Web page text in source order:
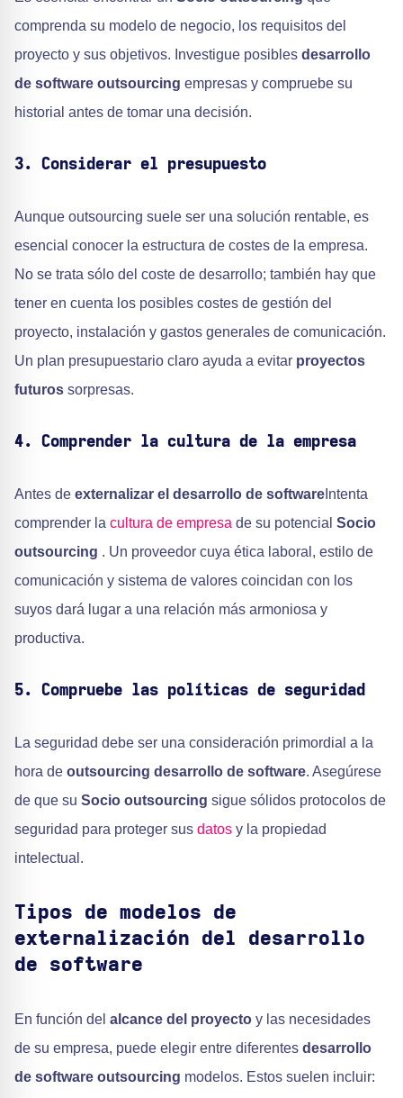
comprenda su modelo de negocio, los requisitos del
proyecto y sus objetivos. Investigue posibles desarrollo
de software outsourcing empresas y compruebe su
historial antes de tomar una decisión.
3. Considerar el presupuesto
Aunque outsourcing suele ser una solución rentable, es
esencial conocer la estructura de costes de la empresa.
No se trata sólo del coste de desarrollo; también hay que
tener en cuenta los posibles costes de gestión del
proyecto, instalación y gastos generales de comunicación.
Un plan presupuestario claro ayuda a evitar proyectos
futuros sorpresas.
4. Comprender la cultura de la empresa
Antes de externalizar el desarrollo de software Intenta
comprender la cultura de empresa de su potencial Socio
outsourcing . Un proveedor cuya ética laboral, estilo de
comunicación y sistema de valores coincidan con los
suyos dará lugar a una relación más armoniosa y
productiva.
5. Compruebe las políticas de seguridad
La seguridad debe ser una consideración primordial a la
hora de outsourcing desarrollo de software. Asegúrese
de que su Socio outsourcing sigue sólidos protocolos de
seguridad para proteger sus datos y la propiedad
intelectual.
Tipos de modelos de
externalización del desarrollo
de software
En función del alcance del proyecto y las necesidades
de su empresa, puede elegir entre diferentes desarrollo
de software outsourcing modelos. Estos suelen incluir: